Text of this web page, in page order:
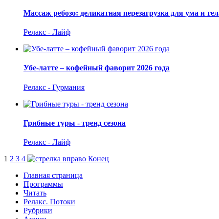
Массаж ребозо: деликатная перезагрузка для ума и
Релакс - Лайф
Убе-латте – кофейный фаворит 2026 года
Релакс - Гурмания
Грибные туры - тренд сезона
Релакс - Лайф
1 2 3 4
Конец
Главная страница
Программы
Читать
Релакс. Потоки
Рубрики